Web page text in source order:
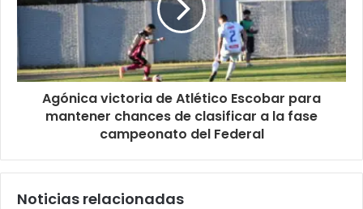
Agónica victoria de Atlético Escobar para
mantener chances de clasificar a la fase
campeonato del Federal
Noticias relacionadas